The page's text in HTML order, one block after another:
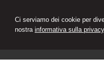
Ci serviamo dei cookie per
nostra informativa sulla